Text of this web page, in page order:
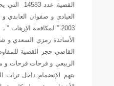
القضية
2003 ” لمكافحة
الأساتذة رمزي السعدي و
الربيعي و فرحات فرحات
بتهم الإنضمام داخل تراب